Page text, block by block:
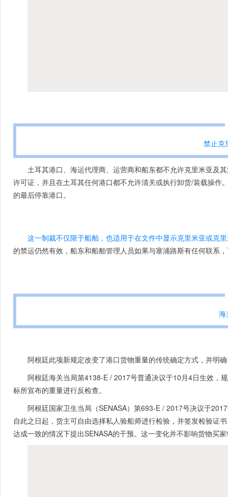
禁止克
土耳其港口、海运代理商、运营商和船东都不允许克里米亚及
许可证，并且在土耳其任何港口都不允许清关或执行卸货/装载操
的最后停靠港口。
这一制裁不仅限于船舶，也适用于在文件中显示克里米亚或克
的禁运仍然有效，船东和船舶管理人员如果与塞浦路斯有任何联系
海
阿根廷此项新规定改变了港口货物重量的传统确定方式，并明
阿根廷海关当局第4138-E / 2017号普通决议于10月4日生效，
标所宣布的重量进行反检查。
阿根廷国家卫生当局（SENASA）第693-E / 2017号决议于
自此之日起，货主可自由选择私人验船师进行检验，并签发检验证
达成一致的情况下提出SENASA的干预。这一变化并不影响货物买